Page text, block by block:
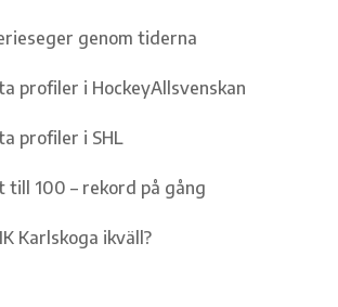
genom tiderna
profiler i HockeyAllsvenskan
profiler i SHL
till 100 – rekord på gång
Karlskoga ikväll?